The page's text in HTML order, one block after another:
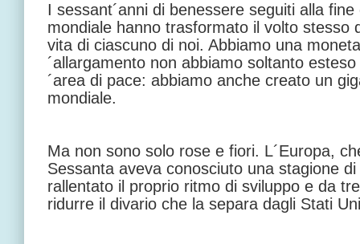
I sessant´anni di benessere seguiti alla
mondiale hanno trasformato il volto stesso
vita di ciascuno di noi. Abbiamo una
´allargamento non abbiamo soltanto
´area di pace: abbiamo anche creato un
mondiale.
Ma non sono solo rose e fiori. L´Europa,
Sessanta aveva conosciuto una stagione
rallentato il proprio ritmo di sviluppo e da
ridurre il divario che la separa dagli Stati